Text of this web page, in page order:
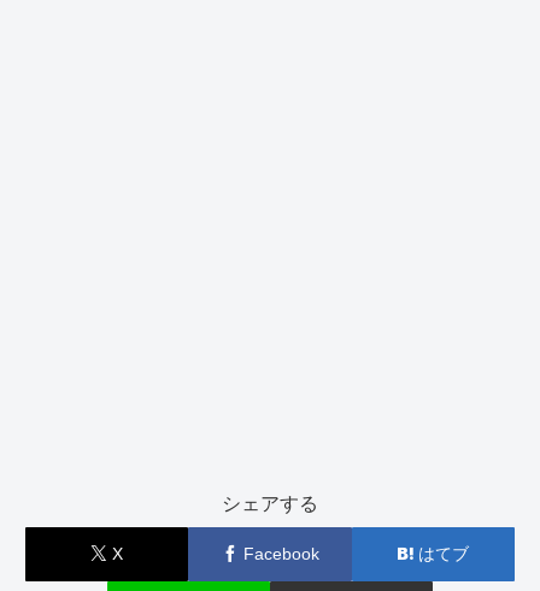
シェアする
X Facebook はてブ